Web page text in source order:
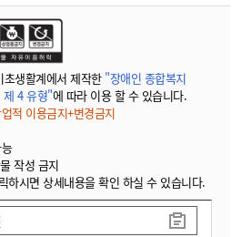
생활계에서 제작한 "장애인 종합복지
제 4 유형"에 따라 이용 할 수 있습니다.
적 이용금지+변경금지
작성 금지
하시면 상세내용을 확인 하실 수 있습니다.